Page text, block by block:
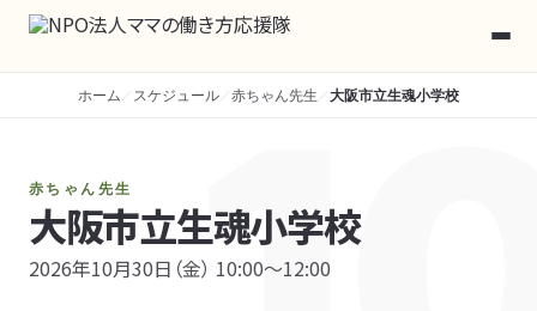
ホーム スケジュール 赤ちゃん先生 大阪市立生魂小学校
赤ちゃん先生
大阪市立生魂小学校
2026年10月30日（金） 10:00〜12:00